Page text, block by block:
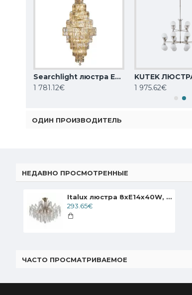
Searchlight люстра Empire, 13x60WxE14, 1500SB
1 781.12€
1 975.62€
ОДИН ПРОИЗВОДИТЕЛЬ
НЕДАВНО ПРОСМОТРЕННЫЕ
Italux люстра 8xE14x40W, Античная бронза, Mallola PND-56808-8
293.65€
ЧАСТО ПРОСМАТРИВАЕМОЕ